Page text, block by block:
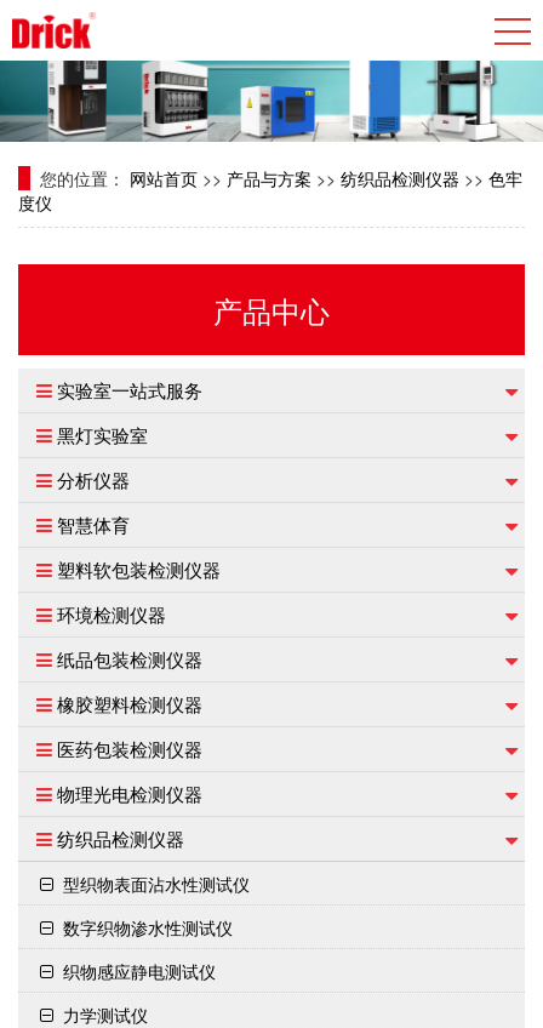
您的位置： 网站首页 >> 产品与方案 >> 纺织品检测仪器 >> 色牢
度仪
产品中心
实验室一站式服务
黑灯实验室
分析仪器
智慧体育
塑料软包装检测仪器
环境检测仪器
纸品包装检测仪器
橡胶塑料检测仪器
医药包装检测仪器
物理光电检测仪器
纺织品检测仪器
型织物表面沾水性测试仪
数字织物渗水性测试仪
织物感应静电测试仪
力学测试仪